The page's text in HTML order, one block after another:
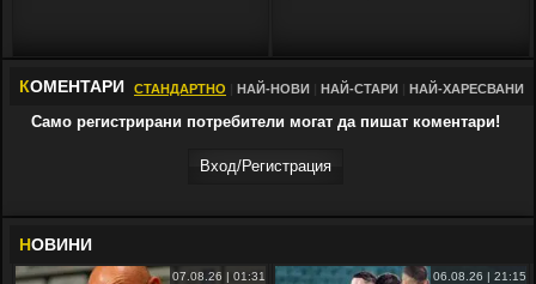
КОМЕНТАРИ СТАНДАРТНО НАЙ-НОВИ НАЙ-СТАРИ НАЙ-ХАРЕСВАНИ
Само регистрирани потребители могат да пишат коментари!
Вход/Регистрaция
НОВИНИ
07.08.26 | 01:31 06.08.26 | 21:15